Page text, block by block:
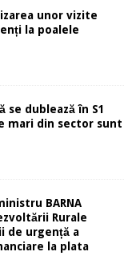
unor vizite
la poalele
se dublează în S1
mari din sector sunt
BARNA
Rurale
de urgență a
la plata